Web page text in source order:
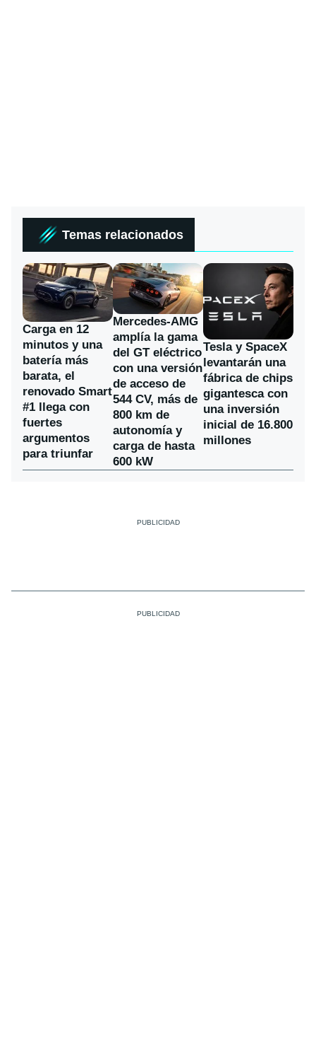
Temas relacionados
Carga en 12
minutos y una
batería más
barata, el
renovado Smart
#1 llega con
fuertes
argumentos
para triunfar
Mercedes-AMG
amplía la gama
del GT eléctrico
con una versión
de acceso de
544 CV, más de
800 km de
autonomía y
carga de hasta
600 kW
Tesla y SpaceX
levantarán una
fábrica de chips
gigantesca con
una inversión
inicial de 16.800
millones